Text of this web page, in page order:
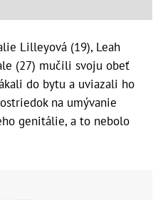
Lilleyová (19), Leah
(27) mučili svoju obeť
do bytu a uviazali ho
na umývanie
genitálie, a to nebolo